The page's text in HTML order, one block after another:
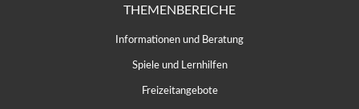
THEMENBEREICHE
Informationen und Beratung
Spiele und Lernhilfen
Freizeitangebote